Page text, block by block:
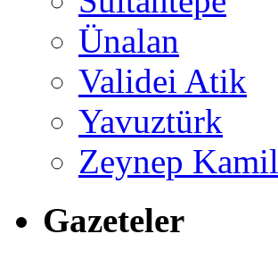
Ünalan
Validei Atik
Yavuztürk
Zeynep Kamil
Gazeteler